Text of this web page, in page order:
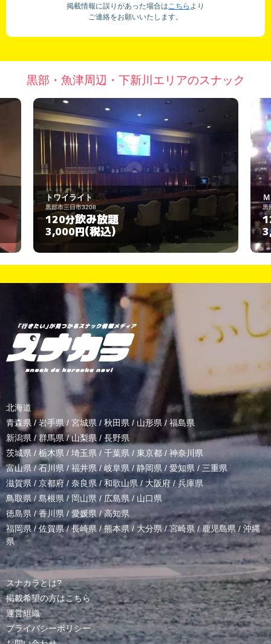
掲載情報に誤りがあった場合はこちら より
ご連絡をお願いいたします。
黒部・魚津周辺・下新川エリアのスナック
ＭＯＭＯ Ｂａｒ
黒部市新牧野３５３
120分飲み放題
3,000円 (税込)
北海道
青森県 / 岩手県/ 宮城県 / 秋田県 / 山形県/ 福島県
新潟県 /群馬県/山梨県 / 長野県
茨城県 / 栃木県 / 埼玉県 / 千葉県 / 東京都 / 神奈川県
富山県 /石川県/福井県/岐阜県 / 静岡県 / 愛知県 / 三重県
滋賀県 / 京都府 / 奈良県 / 和歌山県/ 大阪府 /兵庫県
鳥取県/ 島根県 /岡山県/ 広島県 / 山口県
徳島県 /香川県 / 愛媛県/高知県
福岡県/佐賀県/長崎県 /熊本県/ 大分県/宮崎県 /鹿児島県 / 沖縄
県
スナカラとは?
掲載希望の方はこちら
運営組織
プライバシーポリシー